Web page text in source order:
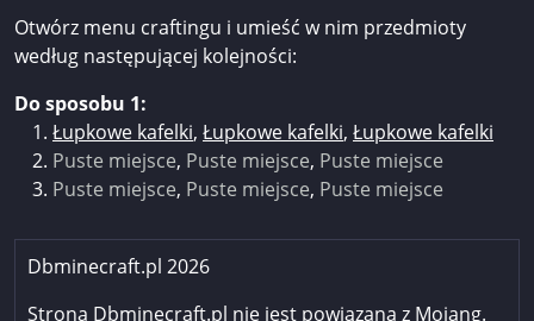
Otwórz menu craftingu i umieść w nim przedmioty
według następującej kolejności:
Do sposobu 1:
Łupkowe kafelki, Łupkowe kafelki, Łupkowe kafelki
Puste miejsce, Puste miejsce, Puste miejsce
Puste miejsce, Puste miejsce, Puste miejsce
Dbminecraft.pl 2026
Strona Dbminecraft.pl nie jest powiązana z Mojang.